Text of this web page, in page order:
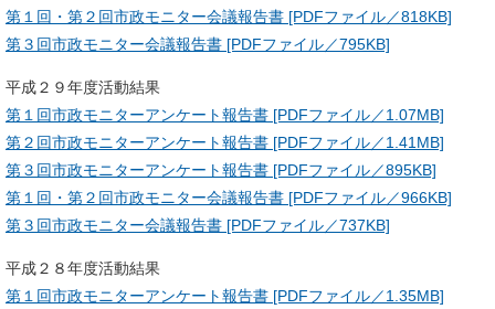
第１回・第２回市政モニター会議報告書 [PDFファイル／818KB]
第３回市政モニター会議報告書 [PDFファイル／795KB]
平成２９年度活動結果
第１回市政モニターアンケート報告書 [PDFファイル／1.07MB]
第２回市政モニターアンケート報告書 [PDFファイル／1.41MB]
第３回市政モニターアンケート報告書 [PDFファイル／895KB]
第１回・第２回市政モニター会議報告書 [PDFファイル／966KB]
第３回市政モニター会議報告書 [PDFファイル／737KB]
平成２８年度活動結果
第１回市政モニターアンケート報告書 [PDFファイル／1.35MB]